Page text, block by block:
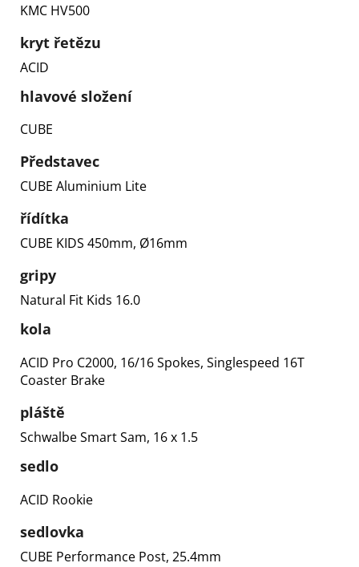
KMC HV500
kryt řetězu
ACID
hlavové složení
CUBE
Představec
CUBE Aluminium Lite
řídítka
CUBE KIDS 450mm, Ø16mm
gripy
Natural Fit Kids 16.0
kola
ACID Pro C2000, 16/16 Spokes, Singlespeed 16T
Coaster Brake
pláště
Schwalbe Smart Sam, 16 x 1.5
sedlo
ACID Rookie
sedlovka
CUBE Performance Post, 25.4mm